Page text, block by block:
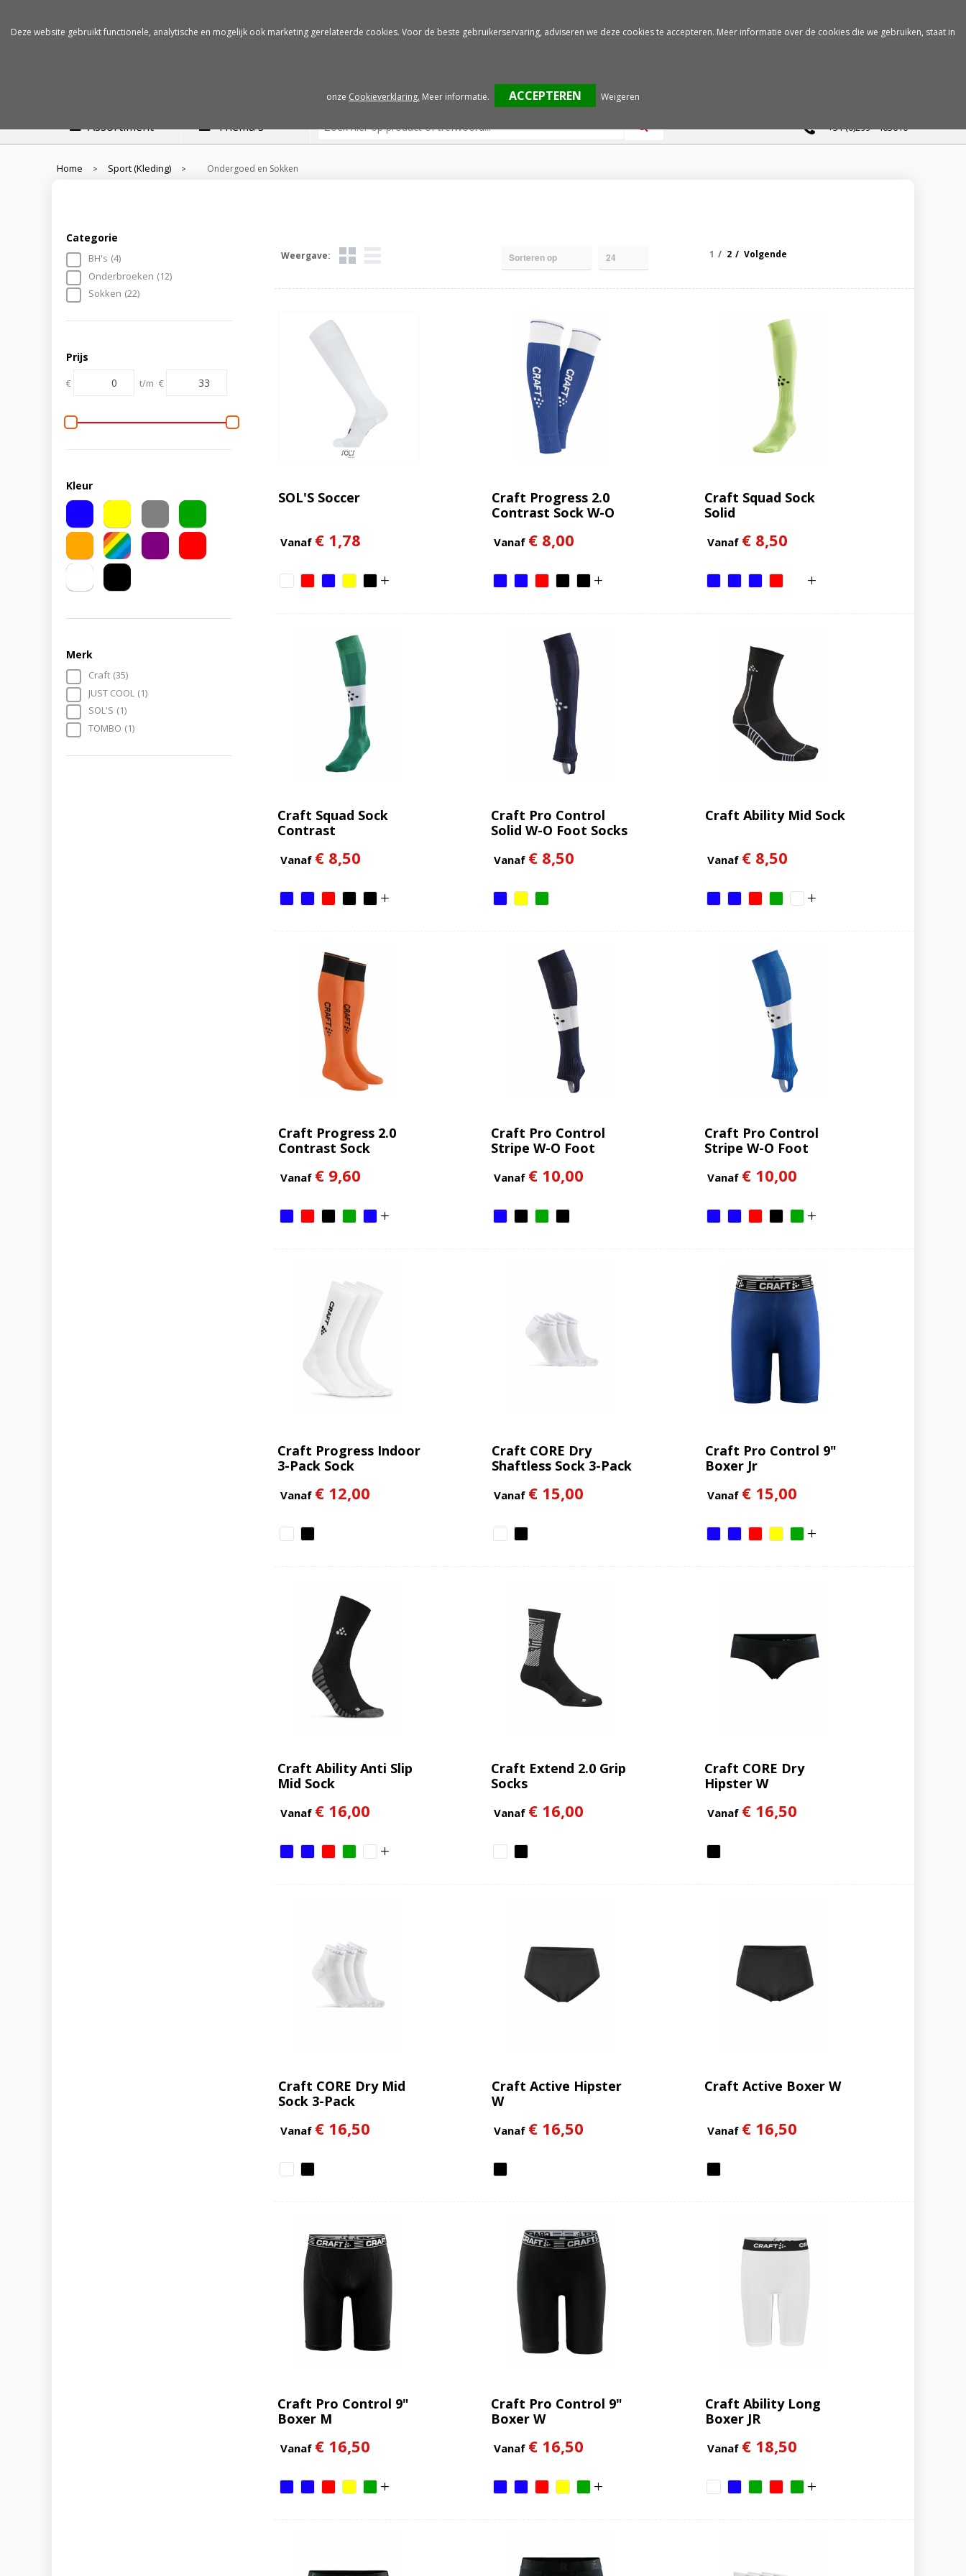
Assortiment Thema's +31 (0)299 - 463610
Home > Sport (Kleding) > Ondergoed en Sokken
Categorie
BH's (4)
Onderbroeken (12)
Sokken (22)
Prijs
€ t/m €
Kleur
Merk
Craft (35)
JUST COOL (1)
SOL'S (1)
TOMBO (1)
Weergave: 1 2 Volgende
SOL'S Soccer
Vanaf € 1,78
Craft Progress 2.0
Contrast Sock W-O
Vanaf € 8,00
Craft Squad Sock
Solid
Vanaf € 8,50
Craft Squad Sock
Contrast
Vanaf € 8,50
Craft Pro Control
Solid W-O Foot Socks
Vanaf € 8,50
Craft Ability Mid Sock
Vanaf € 8,50
Craft Progress 2.0
Contrast Sock
Vanaf € 9,60
Craft Pro Control
Stripe W-O Foot
Vanaf € 10,00
Craft Pro Control
Stripe W-O Foot
Vanaf € 10,00
Craft Progress Indoor
3-Pack Sock
Vanaf € 12,00
Craft CORE Dry
Shaftless Sock 3-Pack
Vanaf € 15,00
Craft Pro Control 9"
Boxer Jr
Vanaf € 15,00
Craft Ability Anti Slip
Mid Sock
Vanaf € 16,00
Craft Extend 2.0 Grip
Socks
Vanaf € 16,00
Craft CORE Dry
Hipster W
Vanaf € 16,50
Craft CORE Dry Mid
Sock 3-Pack
Vanaf € 16,50
Craft Active Hipster
W
Vanaf € 16,50
Craft Active Boxer W
Vanaf € 16,50
Craft Pro Control 9"
Boxer M
Vanaf € 16,50
Craft Pro Control 9"
Boxer W
Vanaf € 16,50
Craft Ability Long
Boxer JR
Vanaf € 18,50
Deze website gebruikt functionele, analytische en mogelijk ook marketing gerelateerde cookies. Voor de beste gebruikerservaring, adviseren we deze cookies te accepteren. Meer informatie over de cookies die we gebruiken, staat in
onze Cookieverklaring. Meer informatie. Weigeren